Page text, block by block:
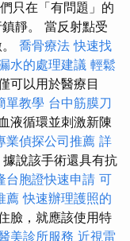
只在「有問題」的
靜。 當反射點受
喬骨療法 快速找
水的處理建議 輕鬆
可以用於醫療目
單教學 台中筋膜刀
液循環並刺激新陳
業偵探公司推薦 詳
據說該手術還具有抗
台胞證快速申請 可
薦 快速辦理護照的
臉，就應該使用特
美診所服務 近視雷